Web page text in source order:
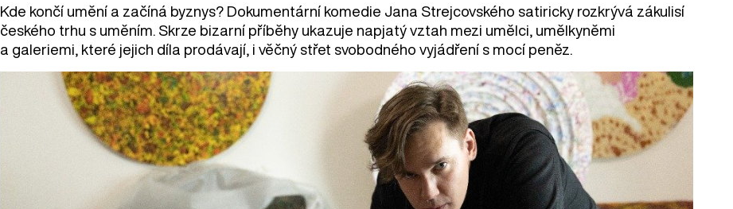
Kde končí umění a začíná byznys? Dokumentární komedie Jana Strejcovského satiricky rozkrývá zákulisí
českého trhu s uměním. Skrze bizarní příběhy ukazuje napjatý vztah mezi umělci, umělkyněmi
a galeriemi, které jejich díla prodávají, i věčný střet svobodného vyjádření s mocí peněz.